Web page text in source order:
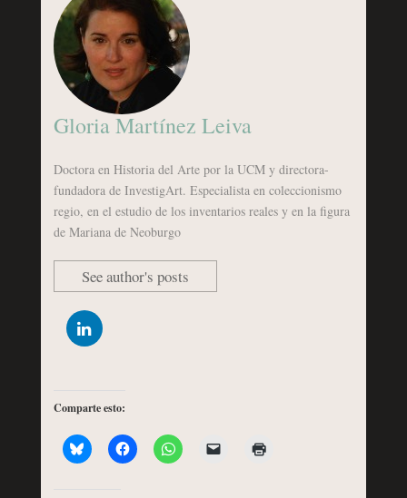
Gloria Martínez Leiva
Doctora en Historia del Arte por la UCM y directora-
fundadora de InvestigArt. Especialista en coleccionismo
regio, en el estudio de los inventarios reales y en la figura
de Mariana de Neoburgo
See author's posts
Comparte esto: